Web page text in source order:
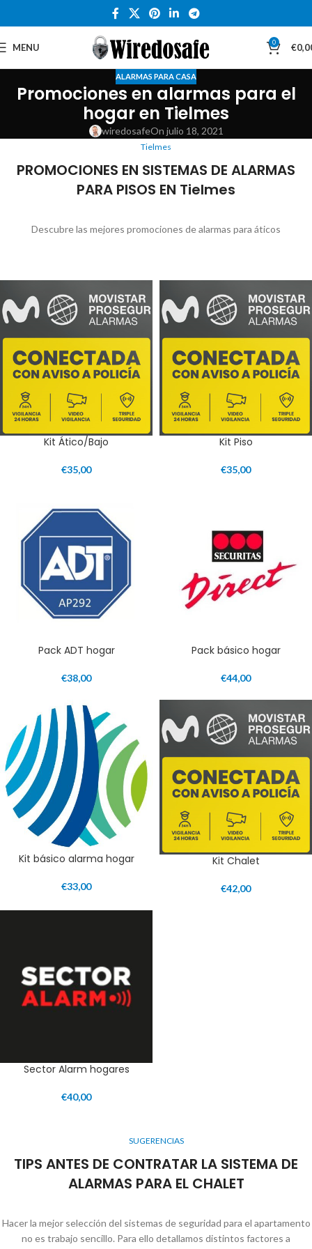
MENU 0 €
ALARMAS PARA CASA
Promociones en alarmas para el
hogar en Tielmes
wiredosafeOn julio 18, 2021
Tielmes
PROMOCIONES EN SISTEMAS DE ALARMAS
PARA PISOS EN Tielmes
Descubre las mejores promociones de alarmas para áticos
Kit Ático/Bajo
€35,00
Kit Piso
€35,00
Pack ADT hogar
€38,00
Pack básico hogar
€44,00
Kit básico alarma hogar
€33,00
Kit Chalet
€42,00
Sector Alarm hogares
€40,00
SUGERENCIAS
TIPS ANTES DE CONTRATAR LA SISTEMA DE
ALARMAS PARA EL CHALET
Hacer la mejor selección del sistemas de seguridad para el apartamento
no es trabajo sencillo. Para ello detallamos distintos factores a